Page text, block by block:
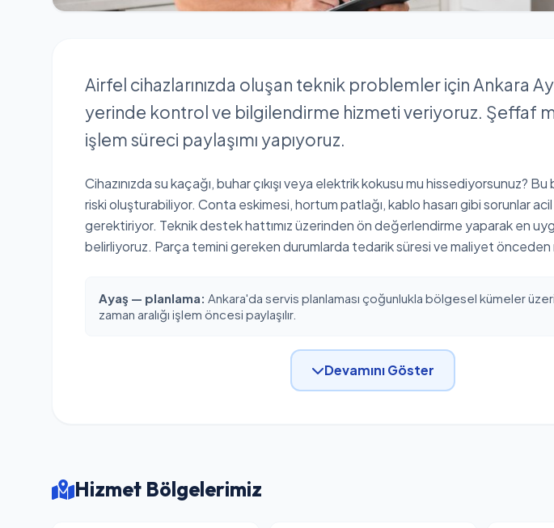
Airfel cihazlarınızda oluşan teknik problemler için Ankara
yerinde kontrol ve bilgilendirme hizmeti veriyoruz. Şeffaf
işlem süreci paylaşımı yapıyoruz.
Cihazınızda su kaçağı, buhar çıkışı veya elektrik kokusu mu hissediyorsunuz?
riski oluşturabiliyor. Conta eskimesi, hortum patlağı, kablo hasarı gibi sorunlar
gerektiriyor. Teknik destek hattımız üzerinden ön değerlendirme yaparak en
belirliyoruz. Parça temini gereken durumlarda tedarik süresi ve maliyet
Ayaş — planlama: Ankara'da servis planlaması çoğunlukla bölgesel kümeler
zaman aralığı işlem öncesi paylaşılır.
Devamını Göster
Hizmet Bölgelerimiz